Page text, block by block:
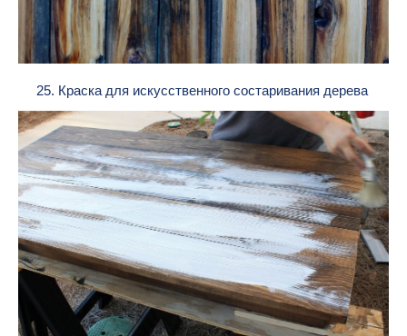
25. Краска для искусственного состаривания дерева